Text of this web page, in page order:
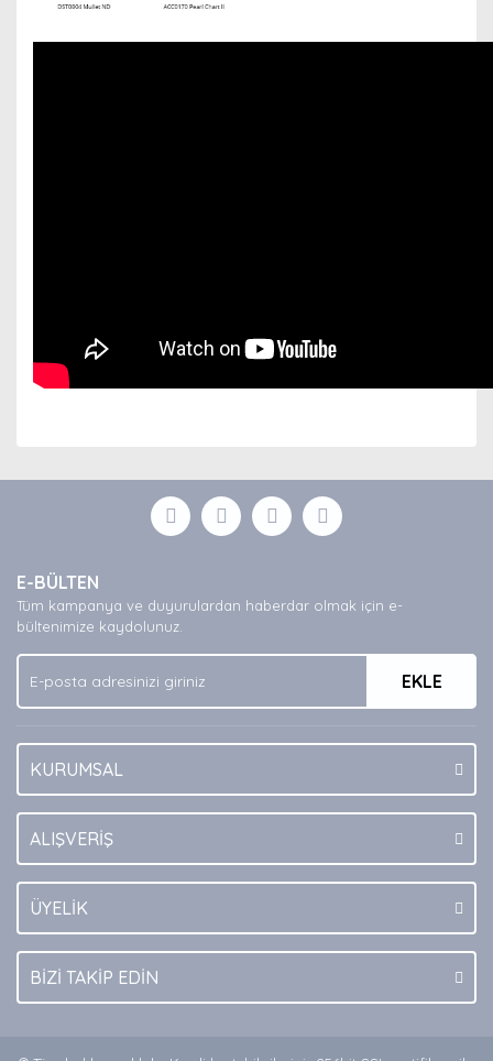
Yorum Yaz
formunu kullanarak tarafımıza iletebilirsiniz.
Görüş ve önerileriniz için teşekkür ederiz.
Ürün açıklamasında eksik bilgiler bulunuyor.
Ürün bilgilerinde hatalar bulunuyor.
Ürün fiyatı diğer sitelerden daha pahalı.
Bu ürüne benzer farklı alternatifler olmalı.
E-BÜLTEN
Tüm kampanya ve duyurulardan haberdar olmak için e-
bültenimize kaydolunuz.
EKLE
KURUMSAL
ALIŞVERİŞ
ÜYELİK
BİZİ TAKİP EDİN